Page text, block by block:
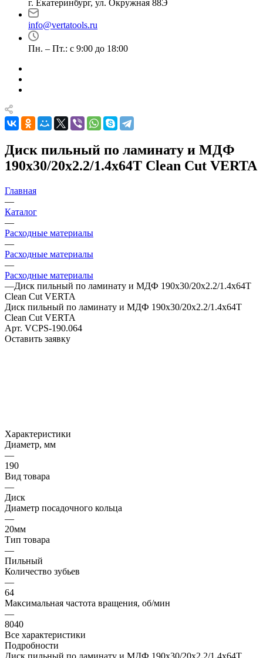
г. Екатеринбург, ул. Окружная 88Э
info@vertatools.ru
Пн. – Пт.: с 9:00 до 18:00
Диск пильный по ламинату и МДФ
190x30/20х2.2/1.4x64T Clean Cut VERTA
Главная
—
Каталог
—
Расходные материалы
—
Расходные материалы
—
Расходные материалы
—Диск пильный по ламинату и МДФ 190x30/20х2.2/1.4x64T
Clean Cut VERTA
Диск пильный по ламинату и МДФ 190x30/20х2.2/1.4x64T
Clean Cut VERTA
Арт. VCPS-190.064
Оставить заявку
Характеристики
Диаметр, мм
—
190
Вид товара
—
Диск
Диаметр посадочного кольца
—
20мм
Тип товара
—
Пильный
Количество зубьев
—
64
Максимальная частота вращения, об/мин
—
8040
Все характеристики
Подробности
Диск пильный по ламинату и МДФ 190x30/20х2.2/1.4x64T